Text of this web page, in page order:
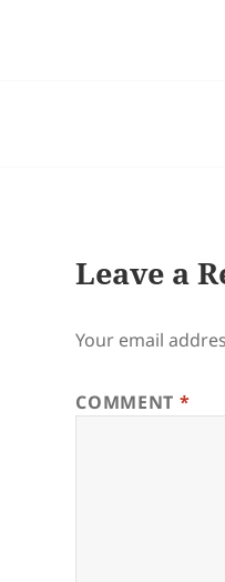
Leave a
Your email
COMMENT *